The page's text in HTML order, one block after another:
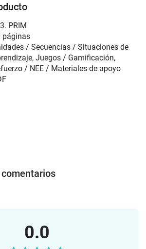
PRIM
páginas
/ Secuencias / Situaciones de
Juegos / Gamificación,
/ NEE / Materiales de apoyo
0.0